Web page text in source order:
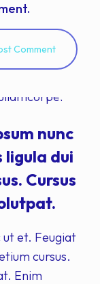
nunc
ligula dui
Cursus
ut et. Feugiat
cursus.
Enim